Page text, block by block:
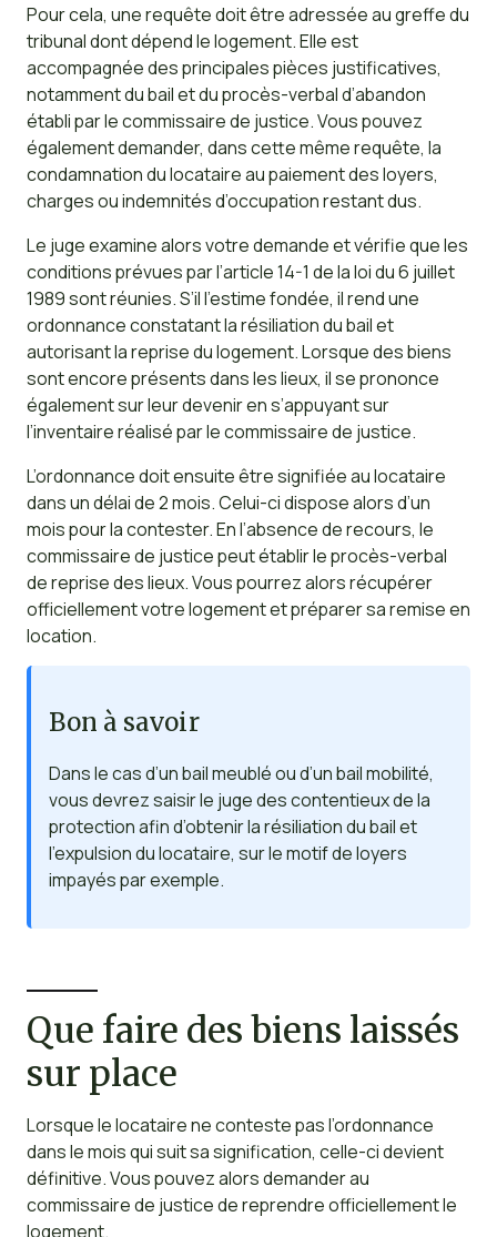
Pour cela, une requête doit être adressée au greffe du
tribunal dont dépend le logement. Elle est
accompagnée des principales pièces justificatives,
notamment du bail et du procès-verbal d’abandon
établi par le commissaire de justice. Vous pouvez
également demander, dans cette même requête, la
condamnation du locataire au paiement des loyers,
charges ou indemnités d’occupation restant dus.
Le juge examine alors votre demande et vérifie que les
conditions prévues par l’article 14-1 de la loi du 6 juillet
1989 sont réunies. S’il l’estime fondée, il rend une
ordonnance constatant la résiliation du bail et
autorisant la reprise du logement. Lorsque des biens
sont encore présents dans les lieux, il se prononce
également sur leur devenir en s’appuyant sur
l’inventaire réalisé par le commissaire de justice.
L’ordonnance doit ensuite être signifiée au locataire
dans un délai de 2 mois. Celui-ci dispose alors d’un
mois pour la contester. En l’absence de recours, le
commissaire de justice peut établir le procès-verbal
de reprise des lieux. Vous pourrez alors récupérer
officiellement votre logement et préparer sa remise en
location.
Bon à savoir
Dans le cas d’un bail meublé ou d’un bail mobilité,
vous devrez saisir le juge des contentieux de la
protection afin d’obtenir la résiliation du bail et
l’expulsion du locataire, sur le motif de loyers
impayés par exemple.
Que faire des biens laissés
sur place
Lorsque le locataire ne conteste pas l’ordonnance
dans le mois qui suit sa signification, celle-ci devient
définitive. Vous pouvez alors demander au
commissaire de justice de reprendre officiellement le
logement.